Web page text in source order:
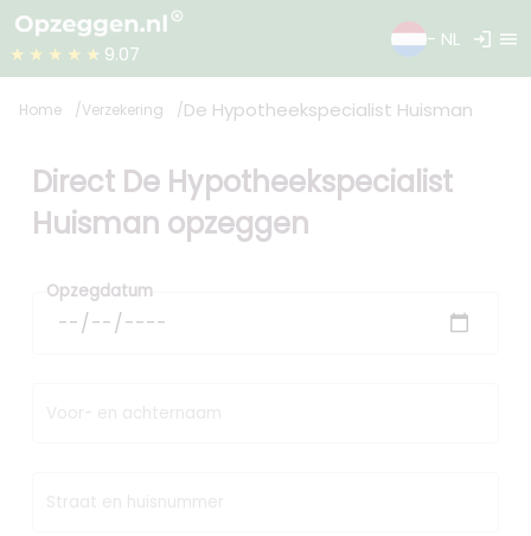
★★★★★ 9.07
- NL login menu
Home Verzekering De Hypotheekspecialist Huisman
Direct De Hypotheekspecialist
Huisman opzeggen
Opzegdatum
Voor- en achternaam
Straat en huisnummer